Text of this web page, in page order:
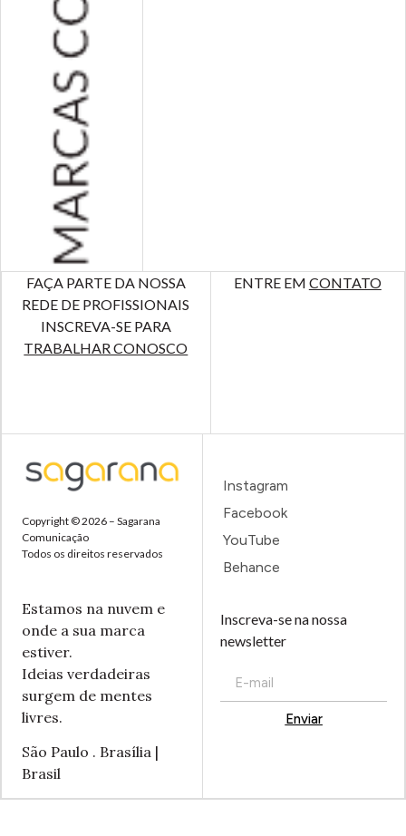
FAÇA PARTE DA NOSSA
REDE DE PROFISSIONAIS
INSCREVA-SE PARA
TRABALHAR CONOSCO
ENTRE EM CONTATO
Copyright © 2026 – Sagarana
Comunicação
Todos os direitos reservados
Estamos na nuvem e
onde a sua marca
estiver.
Ideias verdadeiras
surgem de mentes
livres.
São Paulo . Brasília |
Brasil
Instagram
Facebook
YouTube
Behance
Inscreva-se na nossa
newsletter
Enviar